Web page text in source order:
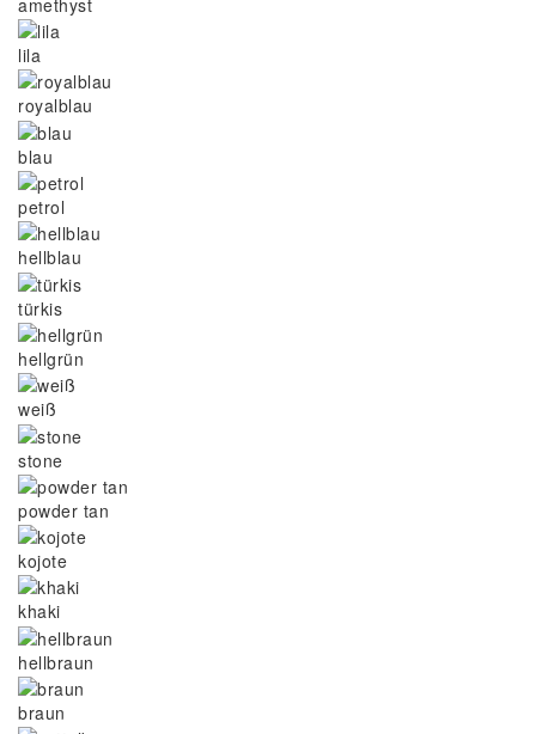
lila
royalblau
blau
petrol
hellblau
türkis
hellgrün
weiß
stone
powder tan
kojote
khaki
hellbraun
braun